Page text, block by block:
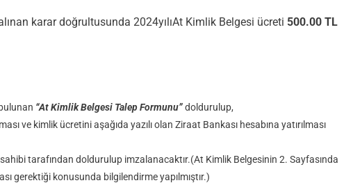
HAKKINDA
karar doğrultusunda 2024yılıAt Kimlik Belgesi ücreti 500.00 TL
“At Kimlik Belgesi Talep Formunu”doldurulup,
ve kimlik ücretini aşağıda yazılı olan Ziraat Bankası hesabına yatırılması
tarafından doldurulup imzalanacaktır.(At Kimlik Belgesinin 2. Sayfasında
gerektiği konusunda bilgilendirme yapılmıştır.)